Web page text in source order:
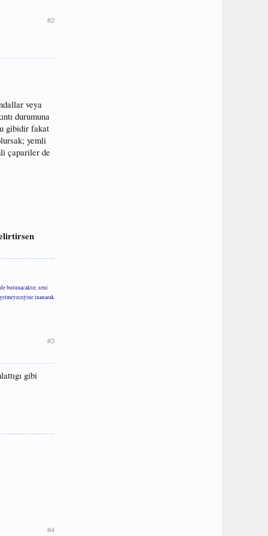
#2
veya
durumuna
gibidir fakat
yemli
çapariler de
bulunacaktır, seni
inanarak
#3
gibi
#4